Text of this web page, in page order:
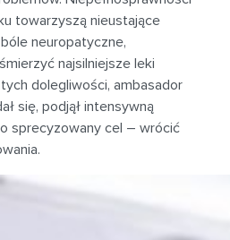
towarzyszą nieustające
neuropatyczne,
najsilniejsze leki
dolegliwości, ambasador
się, podjął intensywną
sprecyzowany cel – wrócić